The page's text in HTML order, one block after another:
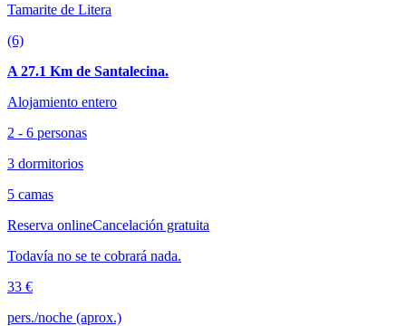
Tamarite de Litera
(6)
A 27.1 Km de Santalecina.
Alojamiento entero
2 - 6 personas
3 dormitorios
5 camas
Reserva onlineCancelación gratuita
Todavía no se te cobrará nada.
33 €
pers./noche (aprox.)